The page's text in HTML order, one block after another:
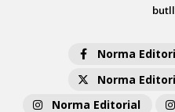
Norma
Norma
Norma Editorial